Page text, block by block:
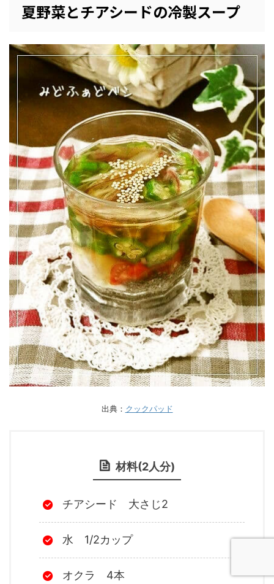
夏野菜とチアシードの冷製スープ
出典： クックパッド
材料(2人分)
チアシード 大さじ2
水 1/2カップ
オクラ 4本